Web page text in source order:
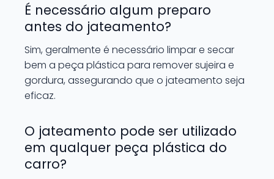
É necessário algum preparo
antes do jateamento?
Sim, geralmente é necessário limpar e secar
bem a peça plástica para remover sujeira e
gordura, assegurando que o jateamento seja
eficaz.
O jateamento pode ser utilizado
em qualquer peça plástica do
carro?